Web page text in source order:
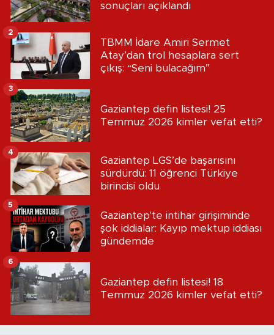
sonuçları açıklandı
TBMM İdare Amiri Sermet
Atay’dan trol hesaplara sert
çıkış: “Seni bulacağım”
2
Gaziantep defin listesi! 25
Temmuz 2026 kimler vefat etti?
3
Gaziantep LGS’de başarısını
sürdürdü: 11 öğrenci Türkiye
birincisi oldu
4
Gaziantep'te intihar girişiminde
şok iddialar: Kayıp mektup iddiası
gündemde
5
Gaziantep defin listesi! 18
Temmuz 2026 kimler vefat etti?
6